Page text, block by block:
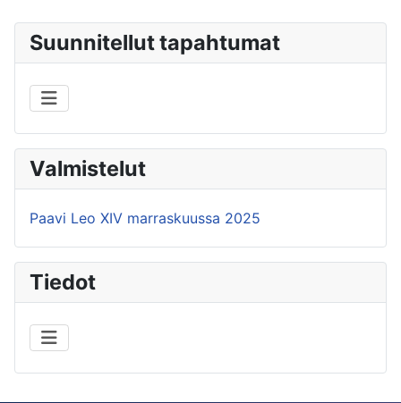
Suunnitellut tapahtumat
Valmistelut
Paavi Leo XIV marraskuussa 2025
Tiedot